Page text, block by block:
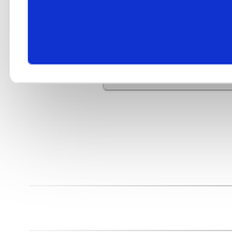
Trouver